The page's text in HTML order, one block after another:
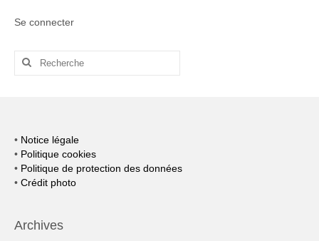
Se connecter
Rechercher
• Notice légale
• Politique cookies
• Politique de protection des données
• Crédit photo
Archives